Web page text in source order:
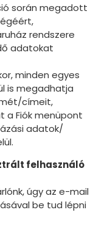
Húsvét
K-pop
Kapibara
Brainrot
során megadott
rendszere
adatokat
minden egyes
is megadhatja
címeit,
a Fiók menüpont
adatok/
felhasználó
úgy az e-mail
be tud lépni